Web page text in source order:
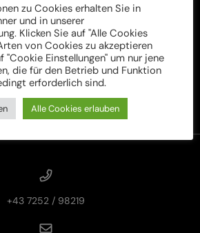
+43 7252 / 98219
zu Cookies erhalten Sie in
und in unserer
Klicken Sie auf "Alle Cookies
von Cookies zu akzeptieren
"Cookie Einstellungen" um nur jene
die für den Betrieb und Funktion
erforderlich sind.
Alle Cookies erlauben